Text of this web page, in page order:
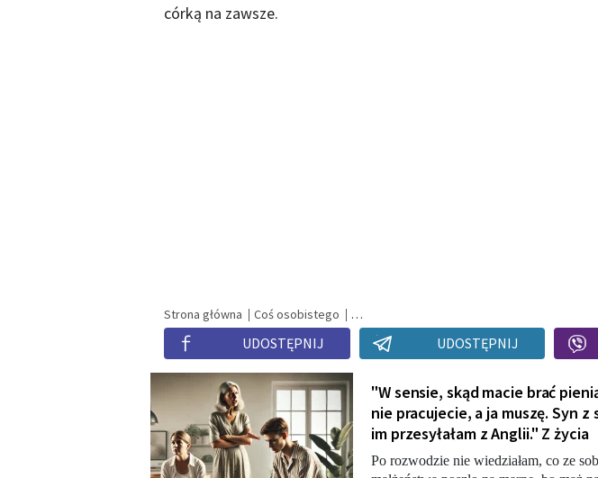
córką na zawsze.
Strona główna Coś osobistego
UDOSTĘPNIJ UDOSTĘPNIJ
"W sensie, skąd macie brać
nie pracujecie, a ja muszę. Syn
im przesyłałam z Anglii." Z życia
Po rozwodzie nie wiedziałam, co ze